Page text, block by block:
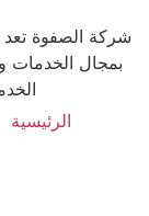
الصفوة تعد من
الخدمات
الرئيسية